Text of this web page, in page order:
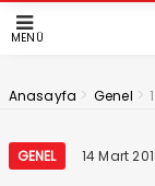
MENÜ
Anasayfa > Genel >
GENEL 14 Mart